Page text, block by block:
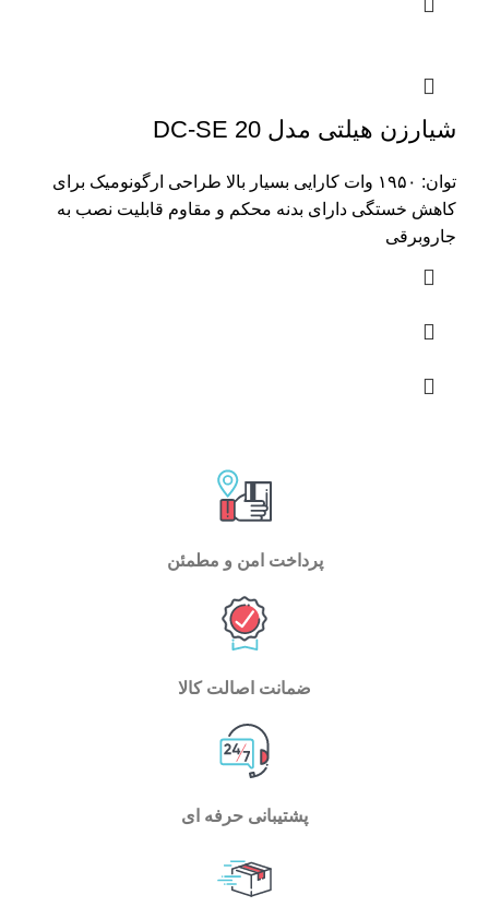
شیارزن هیلتی مدل DC-SE 20
توان: ۱۹۵۰ وات کارایی بسیار بالا طراحی ارگونومیک برای
کاهش خستگی دارای بدنه محکم و مقاوم قابلیت نصب به
جاروبرقی
پرداخت امن و مطمئن
ضمانت اصالت کالا
پشتیبانی حرفه ای